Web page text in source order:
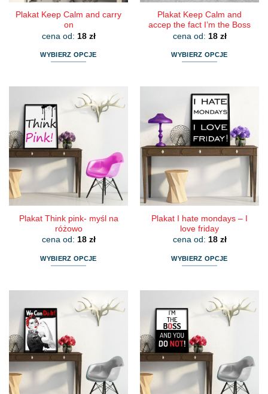
Plakat Keep Calm and carry
on
cena od: 18 zł
WYBIERZ OPCJE
wiele
wariantów.
Opcje
można
wybrać
na
stronie
produktu
Plakat Keep Calm and
accep the fact I’m the Boss
cena od: 18 zł
WYBIERZ OPCJE
ma
wiele
wariantów.
Opcje
można
wybrać
produktu
Plakat Think pink- myśl na
różowo
cena od: 18 zł
WYBIERZ OPCJE
wiele
wariantów.
Opcje
można
wybrać
na
stronie
Plakat I hate mondays – I
love friday
cena od: 18 zł
WYBIERZ OPCJE
wiele
wariantów.
Opcje
można
wybrać
na
stronie